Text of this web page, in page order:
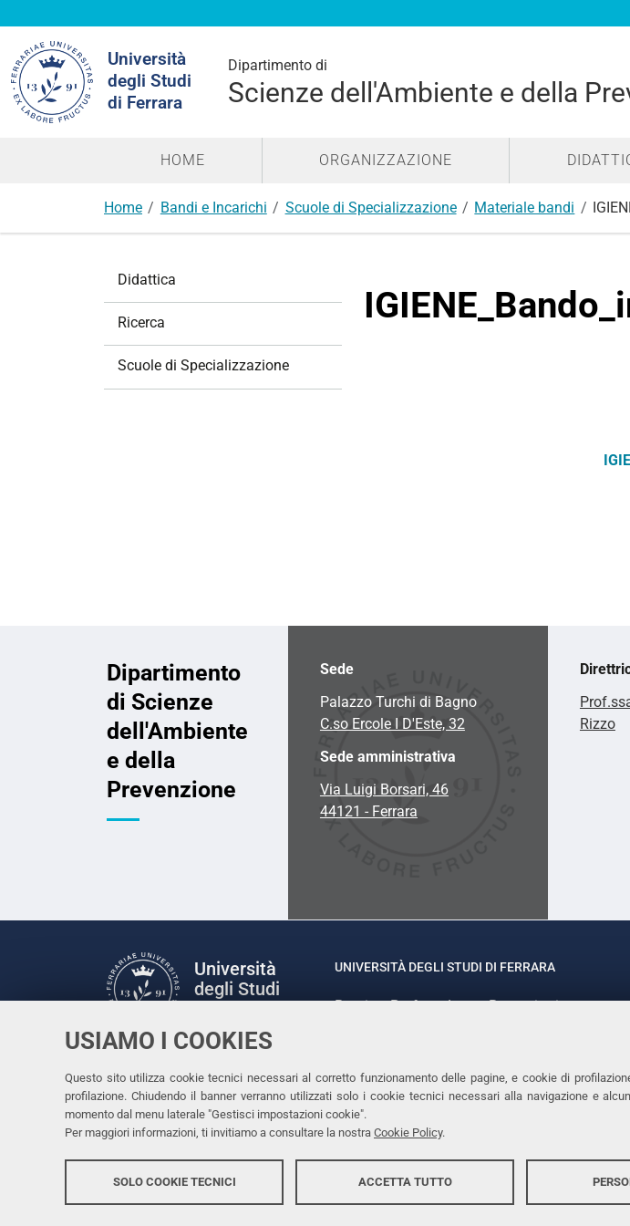
USIAMO I COOKIES
Questo sito utilizza cookie tecnici necessari al corretto funzionamento delle pagine, e cookie di
profilazione. Chiudendo il banner verranno utilizzati solo i cookie tecnici necessari alla navigazione e
momento dal menu laterale "Gestisci impostazioni cookie".
Per maggiori informazioni, ti invitiamo a consultare la nostra Cookie Policy.
SOLO COOKIE TECNICI ACCETTA TUTTO
Università
degli Studi
di Ferrara
Dipartimento di
Scienze dell'Ambiente e della
nel
sito
HOME ORGANIZZAZIONE
Home Bandi e Incarichi Scuole di Specializzazione Materiale bandi
Didattica
Ricerca
Scuole di Specializzazione
Dipartimento
di Scienze
dell'Ambiente
e della
Prevenzione
Sede
Palazzo Turchi di Bagno
C.so Ercole I D'Este, 32
Sede amministrativa
Via Luigi Borsari, 46
44121 - Ferrara
Rizzo
Università
degli Studi
Facebook
LinkedinInstagram
Youtube
UNIVERSITÀ DEGLI STUDI DI FERRARA
Rettrice: Prof.ssa Laura Ramaciotti